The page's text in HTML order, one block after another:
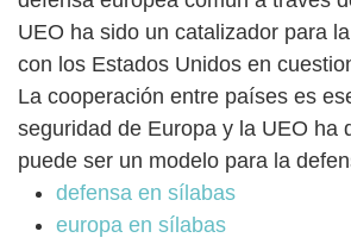
UEO ha sido un catalizador para
con los Estados Unidos en
La cooperación entre países es
seguridad de Europa y la UEO ha
puede ser un modelo para la
defensa en sílabas
europa en sílabas